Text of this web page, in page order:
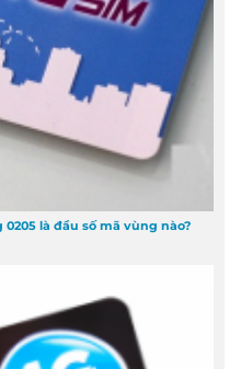
là đầu số mã vùng nào?